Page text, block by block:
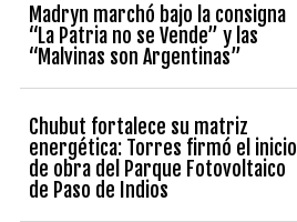
Madryn marchó bajo la consigna
“La Patria no se Vende” y las
“Malvinas son Argentinas”
Chubut fortalece su matriz
energética: Torres firmó el inicio
de obra del Parque Fotovoltaico
de Paso de Indios